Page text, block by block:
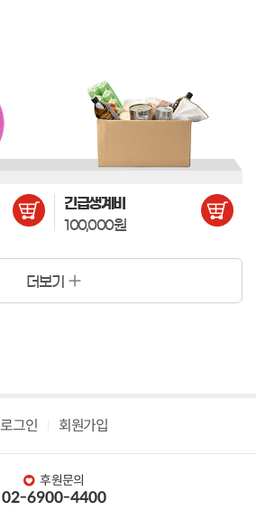
긴급생계비
100,000원
더보기
로그인 회원가입
후원문의
02-6900-4400